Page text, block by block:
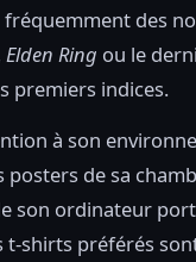
des
Elden Ring ou le
premiers indices.
à son
posters de sa
son ordinateur
t-shirts préférés